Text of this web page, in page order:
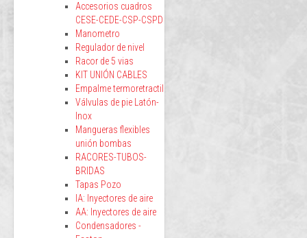
Accesorios cuadros
CESE-CEDE-CSP-CSPD
Manometro
Regulador de nivel
Racor de 5 vias
KIT UNIÓN CABLES
Empalme termoretractil
Válvulas de pie Latón-
Inox
Mangueras flexibles
unión bombas
RACORES-TUBOS-
BRIDAS
Tapas Pozo
IA: Inyectores de aire
AA: Inyectores de aire
Condensadores -